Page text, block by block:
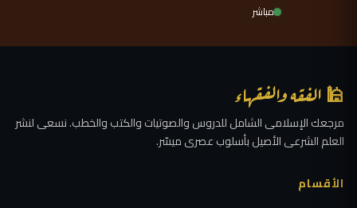
مباشر
🕌 الفقه والفقهاء
مرجعك الإسلامى الشامل للدروس والصوتيات والكتب والخطب. نسعى لنشر
العلم الشرعى الأصيل بأسلوب عصرى ميسّر.
الأقسام